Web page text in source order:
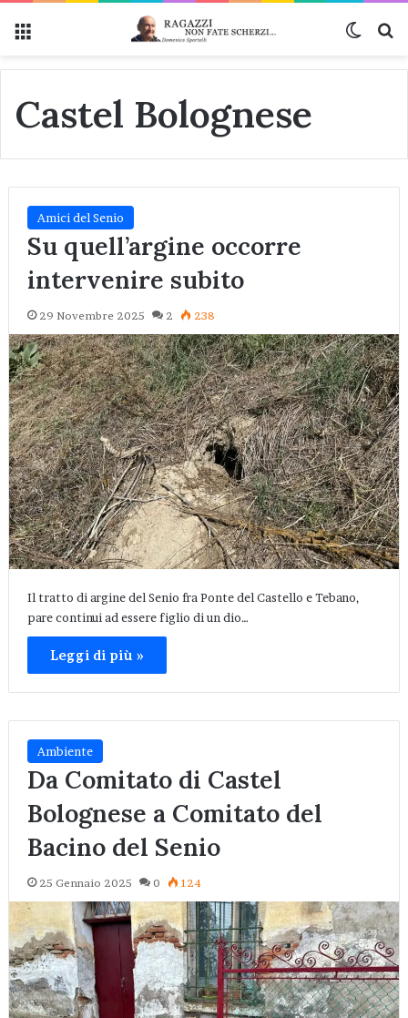
Castel Bolognese
Amici del Senio
Su quell’argine occorre
intervenire subito
29 Novembre 2025 2 238
Il tratto di argine del Senio fra Ponte del Castello e Tebano,
pare continui ad essere figlio di un dio…
Leggi di più »
Ambiente
Da Comitato di Castel
Bolognese a Comitato del
Bacino del Senio
25 Gennaio 2025 0 124